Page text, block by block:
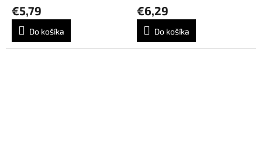
€5,79
Do košíka
€6,29
Do košíka